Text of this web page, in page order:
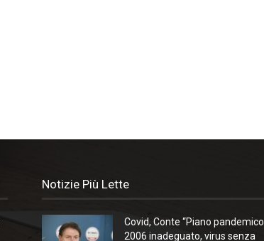
Notizie Più Lette
Covid, Conte “Piano pandemico
2006 inadeguato, virus senza